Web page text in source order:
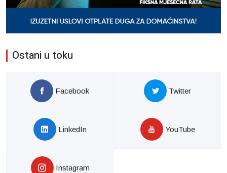
Ostani u toku
Facebook Twitter
LinkedIn YouTube
Instagram